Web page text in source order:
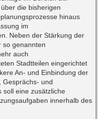
die bisherigen
hinaus
im
Neben der Stärkung der
so genannten
auch
Stadtteilen eingerichtet
An- und Einbindung der
Gesprächs- und
soll eine zusätzliche
innerhalb des